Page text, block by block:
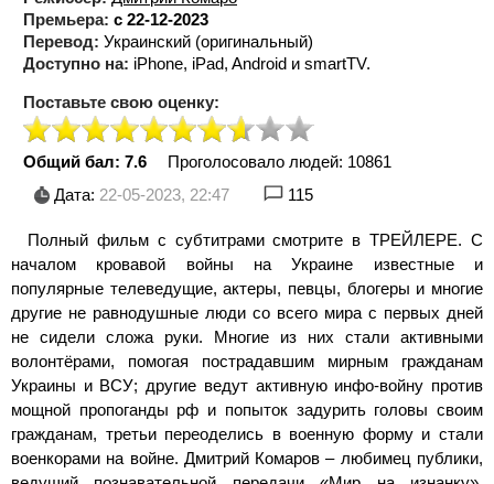
Премьера: с 22-12-2023
Перевод: Украинский (оригинальный)
Доступно на: iPhone, iPad, Android и smartTV.
Поставьте свою оценку:
Общий бал: 7.6 Проголосовало людей: 10861
Дата: 22-05-2023, 22:47 115
Полный фильм с субтитрами смотрите в ТРЕЙЛЕРЕ. С
началом кровавой войны на Украине известные и
популярные телеведущие, актеры, певцы, блогеры и многие
другие не равнодушные люди со всего мира с первых дней
не сидели сложа руки. Многие из них стали активными
волонтёрами, помогая пострадавшим мирным гражданам
Украины и ВСУ; другие ведут активную инфо-войну против
мощной пропоганды рф и попыток задурить головы своим
гражданам, третьи переоделись в военную форму и стали
военкорами на войне. Дмитрий Комаров – любимец публики,